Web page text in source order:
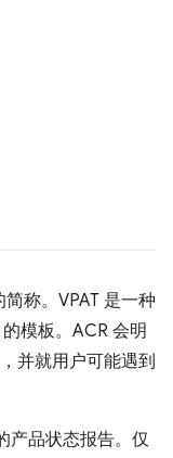
称。VPAT 是一种
模板。ACR 会明
并就用户可能遇到
产品状态报告。仅